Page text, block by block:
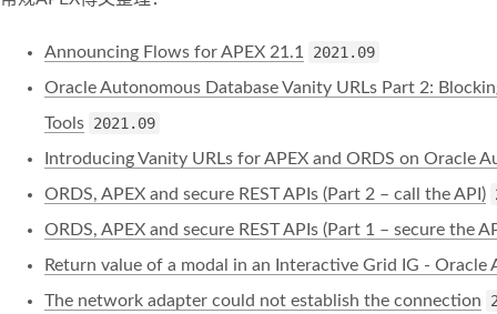
Announcing Flows for APEX 21.1
2021.09
Oracle Autonomous Database Vanity URLs Part 2:
Tools 2021.09
Introducing Vanity URLs for APEX and ORDS on Oracle
ORDS, APEX and secure REST APIs (Part 2 – call the API)
ORDS, APEX and secure REST APIs (Part 1 – secure the
Return value of a modal in an Interactive Grid IG - Oracle
The network adapter could not establish the connection